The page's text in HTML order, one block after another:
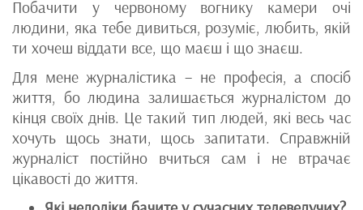
Побачити у червоному вогнику камери очі
людини, яка тебе дивиться, розуміє, любить, якій
ти хочеш віддати все, що маєш і що знаєш.
Для мене журналістика – не професія, а спосіб
життя, бо людина залишається журналістом до
кінця своїх днів. Це такий тип людей, які весь час
хочуть щось знати, щось запитати. Справжній
журналіст постійно вчиться сам і не втрачає
цікавості до життя.